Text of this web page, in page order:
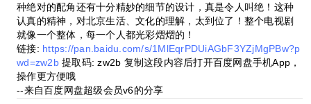
种绝对的配角还有十分精妙的细节的设计，真是令人叫绝！这种
认真的精神，对北京生活、文化的理解，太到位了！整个电视剧
就像一个整体，每一个人都光彩熠熠的！
链接: https://pan.baidu.com/s/1MlEqrPDUiAGbF3YZjMgPBw?p
wd=zw2b提取码: zw2b 复制这段内容后打开百度网盘手机App，
操作更方便哦
--来自百度网盘超级会员v6的分享